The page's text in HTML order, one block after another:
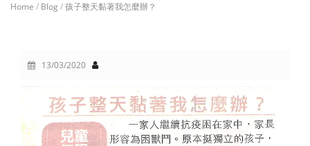
Home / Blog /孩子整天黏著我怎麼辦？
13/03/2020